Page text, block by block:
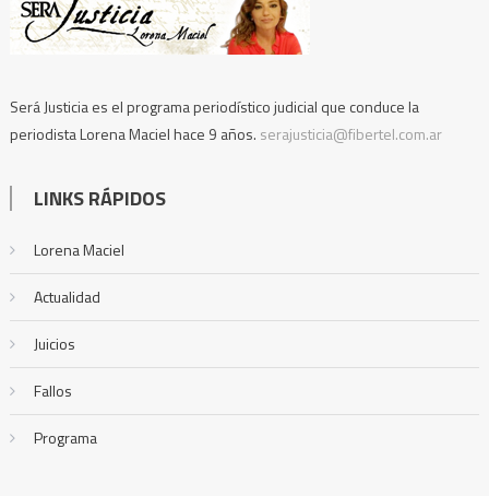
Será Justicia es el programa periodístico judicial que conduce la
periodista Lorena Maciel hace 9 años. serajusticia@fibertel.com.ar
LINKS RÁPIDOS
Lorena Maciel
Actualidad
Juicios
Fallos
Programa